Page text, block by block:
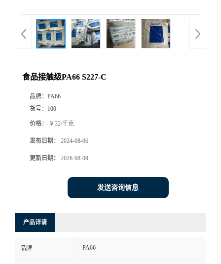
食品接触级PA66 S227-C
品牌： PA66
货号： 100
价格： ￥32/千克
发布日期： 2024-08-06
更新日期： 2026-08-09
发送咨询信息
产品详请
品牌 PA66